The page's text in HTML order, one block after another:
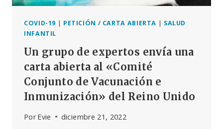
COVID-19 | PETICIÓN / CARTA ABIERTA | SALUD
INFANTIL
Un grupo de expertos envía una
carta abierta al «Comité
Conjunto de Vacunación e
Inmunización» del Reino Unido
Por Evie diciembre 21, 2022